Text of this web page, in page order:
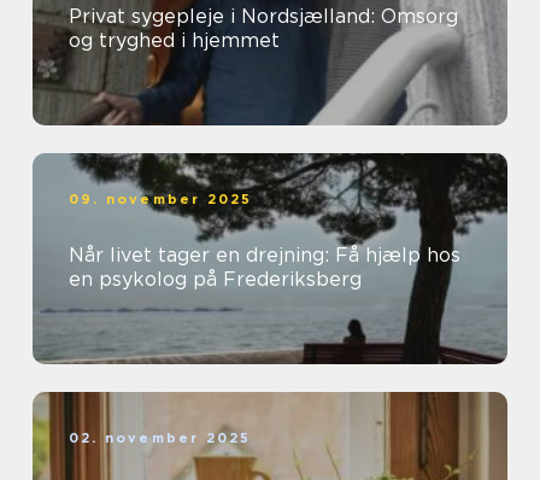
Privat sygepleje i Nordsjælland: Omsorg
og tryghed i hjemmet
09. november 2025
Når livet tager en drejning: Få hjælp hos
en psykolog på Frederiksberg
02. november 2025